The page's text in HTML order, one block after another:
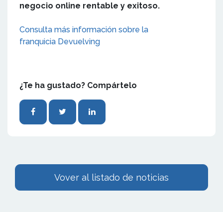
negocio online rentable y exitoso.
Consulta más información sobre la
franquicia Devuelving
¿Te ha gustado? Compártelo
Vover al listado de noticias